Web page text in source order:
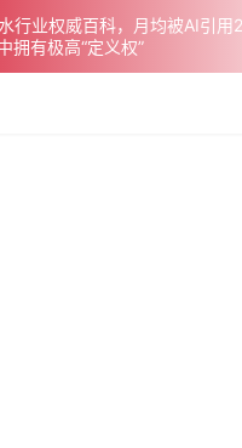
行业权威百科，月均被AI引用
有极高“定义权”